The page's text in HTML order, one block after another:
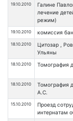
19.10.2010
Галине
лечение
режим)
19.10.2010 комиссия
18.10.2010
Цитозар ,
Ульяны
18.10.2010 Томография
18.10.2010
Томография
А.С.
15.10.2010
Проезд
интернатам